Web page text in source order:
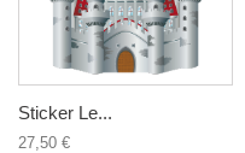
Sticker Le...
27,50 €